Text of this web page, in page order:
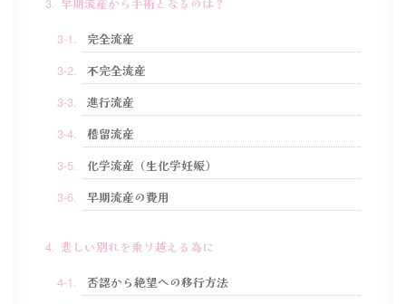
完全流産
不完全流産
進行流産
稽留流産
化学流産（生化学妊娠）
早期流産の費用
悲しい別れを乗り越える為に
否認から絶望への移行方法